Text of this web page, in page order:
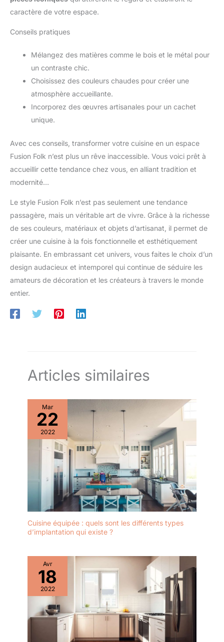
caractère de votre espace.
Conseils pratiques
Mélangez des matières comme le bois et le métal pour
un contraste chic.
Choisissez des couleurs chaudes pour créer une
atmosphère accueillante.
Incorporez des œuvres artisanales pour un cachet
unique.
Avec ces conseils, transformer votre cuisine en un espace
Fusion Folk n’est plus un rêve inaccessible. Vous voici prêt à
accueillir cette tendance chez vous, en alliant tradition et
modernité…
Le style Fusion Folk n’est pas seulement une tendance
passagère, mais un véritable art de vivre. Grâce à la richesse
de ses couleurs, matériaux et objets d’artisanat, il permet de
créer une cuisine à la fois fonctionnelle et esthétiquement
plaisante. En embrassant cet univers, vous faites le choix d’un
design audacieux et intemporel qui continue de séduire les
amateurs de décoration et les créateurs à travers le monde
entier.
Articles similaires
Mar
22
2022
Cuisine équipée : quels sont les différents types
d’implantation qui existe ?
Avr
18
2022